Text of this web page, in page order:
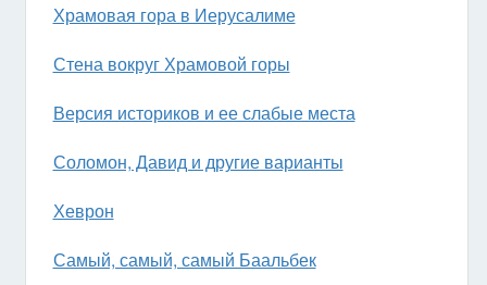
Храмовая гора в Иерусалиме
Стена вокруг Храмовой горы
Версия историков и ее слабые места
Соломон, Давид и другие варианты
Хеврон
Самый, самый, самый Баальбек